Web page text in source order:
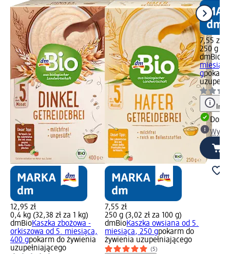
12,95 zł
0,4 kg (32,38 zł za 1 kg)
dmBioKaszka zbożowa -
orkiszowa od 5. miesiąca,
400 gpokarm do żywienia
uzupełniającego
7,55 zł
250 g (3,02 zł za 100 g)
dmBioKaszka owsiana od 5.
miesiąca, 250 gpokarm do
żywienia uzupełniającego
(5)
7,55 zł
250 g
dmBio
g